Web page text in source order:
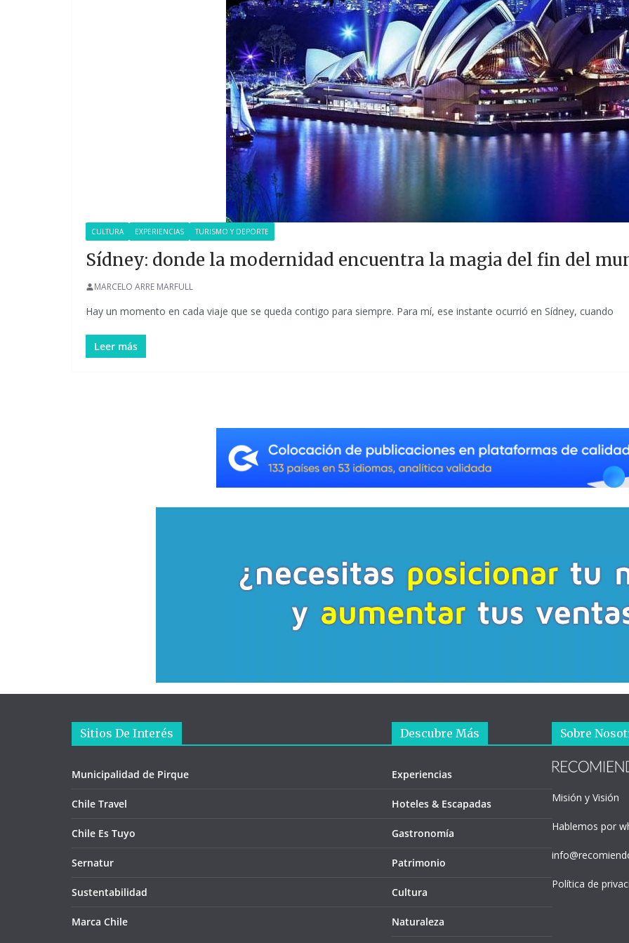
CULTURA EXPERIENCIAS TURISMO Y DEPORTE
Sídney: donde la modernidad encuentra la magia del fin del
MARCELO ARRE MARFULL
Hay un momento en cada viaje que se queda contigo para siempre. Para mí, ese instante ocurrió en Sídney, cuando
Leer más
Sitios De Interés
Municipalidad de Pirque
Chile Travel
Chile Es Tuyo
Sernatur
Sustentabilidad
Marca Chile
Descubre Más
Experiencias
Hoteles & Escapadas
Gastronomía
Patrimonio
Cultura
Naturaleza
Sobre
Misión y Visión
Hablemos por
Política de